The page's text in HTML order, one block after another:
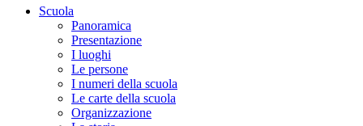
Scuola
Panoramica
Presentazione
I luoghi
Le persone
I numeri della scuola
Le carte della scuola
Organizzazione